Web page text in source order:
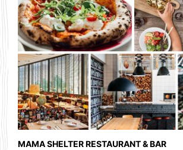
MAMA SHELTER RESTAURANT & BAR